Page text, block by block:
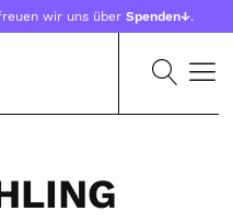
wir uns über Spenden↓.